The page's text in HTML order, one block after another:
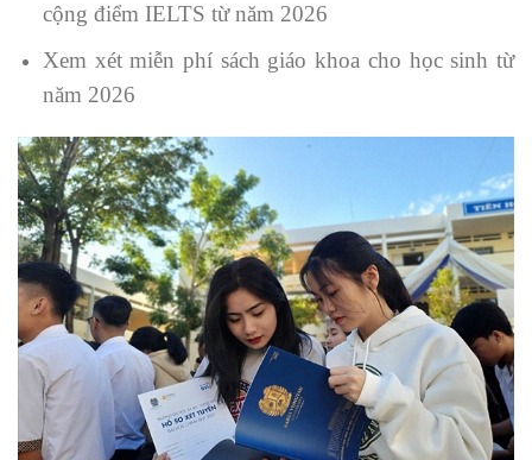
cộng điểm IELTS từ năm 2026
Xem xét miễn phí sách giáo khoa cho học sinh từ
năm 2026